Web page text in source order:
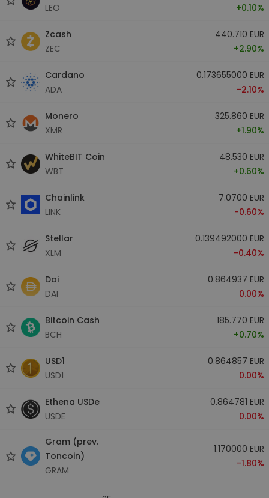
LEO
+0.10%
Zcash
ZEC
440.710 EUR
+2.90%
Cardano
ADA
0.173655000 EUR
-2.10%
Monero
XMR
325.860 EUR
+1.90%
WhiteBIT Coin
WBT
48.530 EUR
+0.60%
Chainlink
LINK
7.0700 EUR
-0.60%
Stellar
XLM
0.139492000 EUR
-0.40%
Dai
DAI
0.864937 EUR
0.00%
Bitcoin Cash
BCH
185.770 EUR
+0.70%
USD1
USD1
0.864857 EUR
0.00%
Ethena USDe
USDE
0.864781 EUR
0.00%
Gram (prev.
Toncoin)
GRAM
1.170000 EUR
-1.80%